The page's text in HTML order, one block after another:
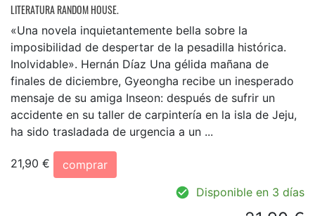
LITERATURA RANDOM HOUSE.
«Una novela inquietantemente bella sobre la
imposibilidad de despertar de la pesadilla histórica.
Inolvidable». Hernán Díaz Una gélida mañana de
finales de diciembre, Gyeongha recibe un inesperado
mensaje de su amiga Inseon: después de sufrir un
accidente en su taller de carpintería en la isla de Jeju,
ha sido trasladada de urgencia a un ...
21,90 €
comprar
Disponible en 3 días